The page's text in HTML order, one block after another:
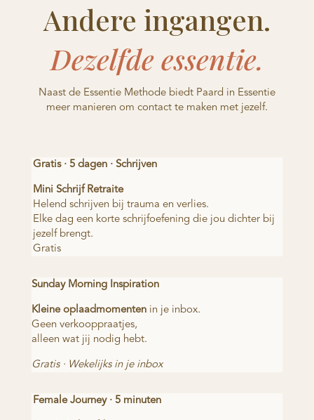
Andere ingangen.
Dezelfde essentie.
Naast de Essentie Methode biedt Paard in Essentie
meer manieren om contact te maken met jezelf.
Gratis · 5 dagen · Schrijven
Mini Schrijf Retraite
Helend schrijven bij trauma en verlies.
Elke dag een korte schrijfoefening die jou dichter bij
jezelf brengt.
Gratis
Sunday Morning Inspiration
Kleine oplaadmomentenin je inbox.
Geen verkooppraatjes,
alleen wat jij nodig hebt.
Gratis · Wekelijks in je inbox
Female Journey · 5 minuten